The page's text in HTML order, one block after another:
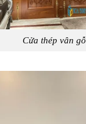
Cửa thép vân gỗ